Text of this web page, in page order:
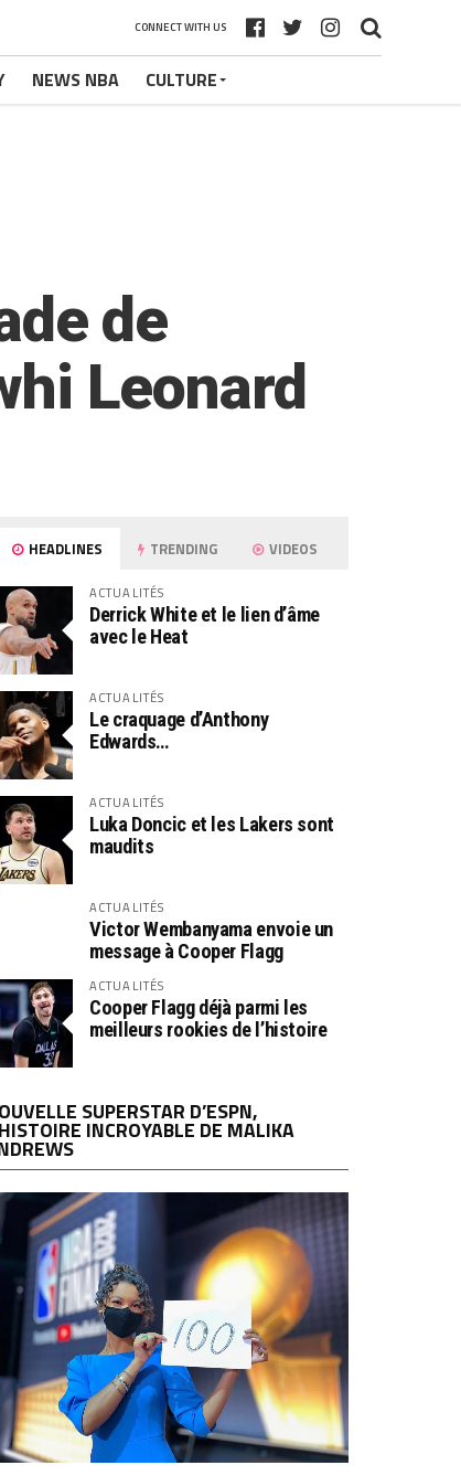
CONNECT WITH US
NEWS NBA CULTURE
de
Leonard
HEADLINES TRENDING VIDEOS
ACTUALITÉS
Derrick White et le lien d’âme
avec le Heat
ACTUALITÉS
Le craquage d’Anthony
Edwards…
ACTUALITÉS
Luka Doncic et les Lakers sont
maudits
ACTUALITÉS
Victor Wembanyama envoie un
message à Cooper Flagg
ACTUALITÉS
Cooper Flagg déjà parmi les
meilleurs rookies de l’histoire
SUPERSTAR D’ESPN,
INCROYABLE DE MALIKA